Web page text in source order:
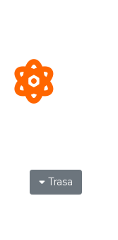
2026-10-16
Trasa